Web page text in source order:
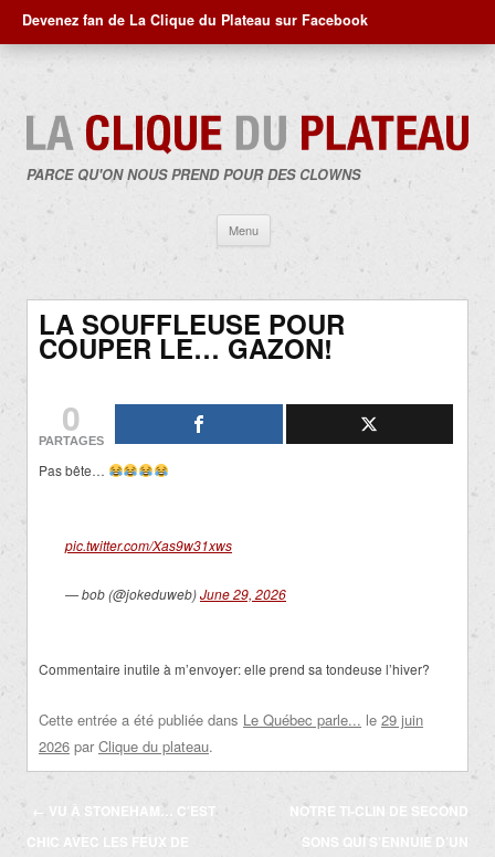
Devenez fan de La Clique du Plateau sur Facebook
PARCE QU'ON NOUS PREND POUR DES CLOWNS
Menu
contenu
LA SOUFFLEUSE POUR
COUPER LE… GAZON!
0
PARTAGES
Pas bête…
pic.twitter.com/Xas9w31xws
— bob (@jokeduweb)June 29, 2026
Commentaire inutile à m’envoyer: elle prend sa tondeuse l’hiver?
Cette entrée a été publiée dans Le Québec parle... le 29 juin
2026 par Clique du plateau.
Navigation
des
← VU À STONEHAM… C’EST
CHIC AVEC LES FEUX DE
NOTRE TI-CLIN DE SECOND
SONS QUI S’ENNUIE D’UN